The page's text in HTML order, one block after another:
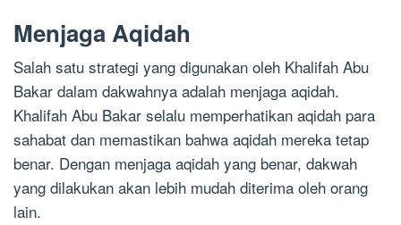
Menjaga Aqidah
Salah satu strategi yang digunakan oleh Khalifah Abu
Bakar dalam dakwahnya adalah menjaga aqidah.
Khalifah Abu Bakar selalu memperhatikan aqidah para
sahabat dan memastikan bahwa aqidah mereka tetap
benar. Dengan menjaga aqidah yang benar, dakwah
yang dilakukan akan lebih mudah diterima oleh orang
lain.